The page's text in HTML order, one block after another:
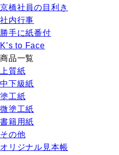
京橋社員の目利き
社内行事
勝手に紙番付
K’s to Face
商品一覧
上質紙
中下級紙
塗工紙
微塗工紙
書籍用紙
その他
オリジナル見本帳